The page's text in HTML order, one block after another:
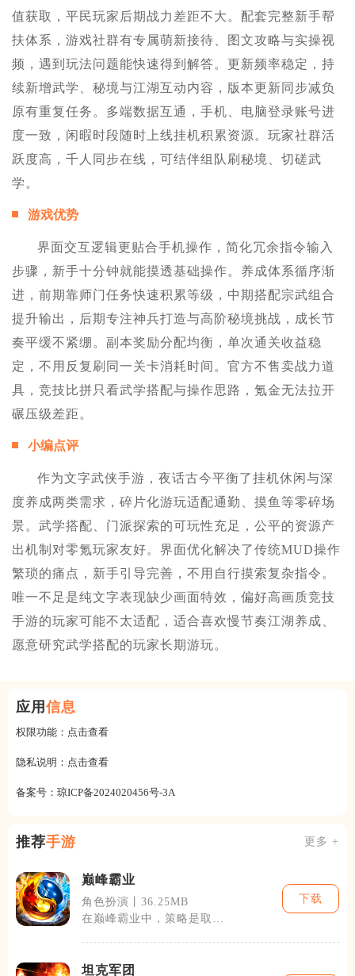
值获取，平民玩家后期战力差距不大。配套完整新手帮
扶体系，游戏社群有专属萌新接待、图文攻略与实操视
频，遇到玩法问题能快速得到解答。更新频率稳定，持
续新增武学、秘境与江湖互动内容，版本更新同步减负
原有重复任务。多端数据互通，手机、电脑登录账号进
度一致，闲暇时段随时上线挂机积累资源。玩家社群活
跃度高，千人同步在线，可结伴组队刷秘境、切磋武
学。
游戏优势
界面交互逻辑更贴合手机操作，简化冗余指令输入
步骤，新手十分钟就能摸透基础操作。养成体系循序渐
进，前期靠师门任务快速积累等级，中期搭配宗武组合
提升输出，后期专注神兵打造与高阶秘境挑战，成长节
奏平缓不紧绷。副本奖励分配均衡，单次通关收益稳
定，不用反复刷同一关卡消耗时间。官方不售卖战力道
具，竞技比拼只看武学搭配与操作思路，氪金无法拉开
碾压级差距。
小编点评
作为文字武侠手游，夜话古今平衡了挂机休闲与深
度养成两类需求，碎片化游玩适配通勤、摸鱼等零碎场
景。武学搭配、门派探索的可玩性充足，公平的资源产
出机制对零氪玩家友好。界面优化解决了传统MUD操作
繁琐的痛点，新手引导完善，不用自行摸索复杂指令。
唯一不足是纯文字表现缺少画面特效，偏好高画质竞技
手游的玩家可能不太适配，适合喜欢慢节奏江湖养成、
愿意研究武学搭配的玩家长期游玩。
应用 信息
权限功能： 点击查看
隐私说明： 点击查看
备案号： 琼ICP备2024020456号-3A
推荐手游 更多 +
巅峰霸业
角色扮演丨36.25MB
在巅峰霸业中，策略是取胜
下载
坦克军团